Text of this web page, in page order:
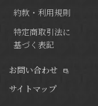
約款・利用規則
特定商取引法に
基づく表記
お問い合わせ
サイトマップ